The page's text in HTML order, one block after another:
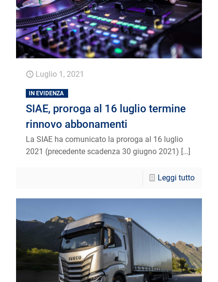
Luglio 1, 2021
IN EVIDENZA
SIAE, proroga al 16 luglio termine
rinnovo abbonamenti
La SIAE ha comunicato la proroga al 16 luglio
2021 (precedente scadenza 30 giugno 2021) […]
Leggi tutto